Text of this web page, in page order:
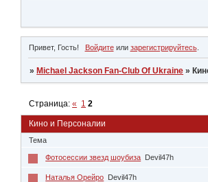
Привет, Гость! Войдитеили зарегистрируйтесь.
» Michael Jackson Fan-Club Of Ukraine »
Кино и Персоналии
Страница:« 1 2
Тема
Фотосессии звезд шоубиза Devil47h
Наталья Орейро Devil47h